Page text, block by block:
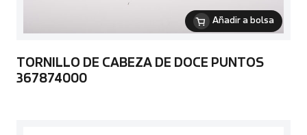
Añadir a bolsa
TORNILLO DE CABEZA DE DOCE PUNTOS
367874000